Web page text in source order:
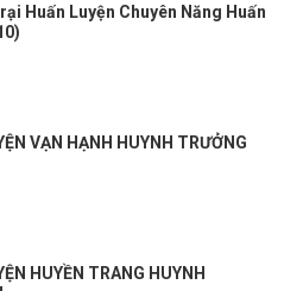
Huấn Luyện Chuyên Năng Huấn
VẠN HẠNH HUYNH TRƯỞNG
HUYỀN TRANG HUYNH